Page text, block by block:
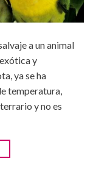
a un animal
y
ya se ha
temperatura,
y no es